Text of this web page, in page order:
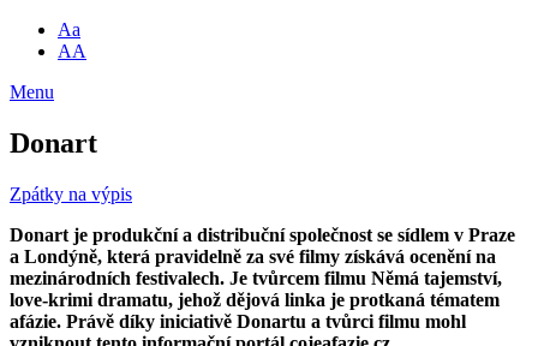
Aa
AA
Menu
Donart
Zpátky na výpis
Donart je produkční a distribuční společnost se sídlem v Praze
a Londýně, která pravidelně za své filmy získává ocenění na
mezinárodních festivalech. Je tvůrcem filmu Němá tajemství,
love-krimi dramatu, jehož dějová linka je protkaná tématem
afázie. Právě díky iniciativě Donartu a tvůrci filmu mohl